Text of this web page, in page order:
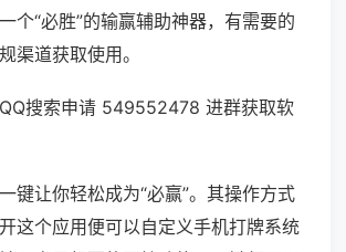
个“必胜”的输赢辅助神器，有需要的
渠道获取使用。
搜索申请 549552478 进群获取软
键让你轻松成为“必赢”。其操作方式
这个应用便可以自定义手机打牌系统